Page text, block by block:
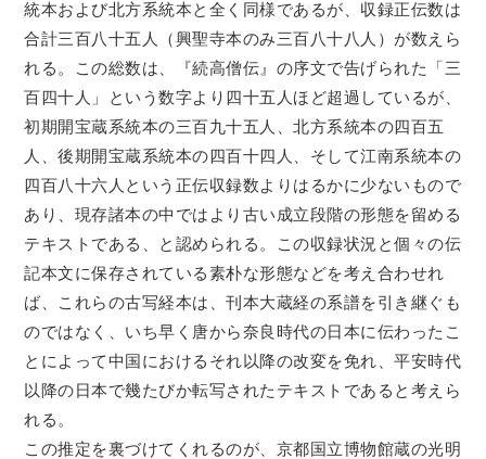
統本および北方系統本と全く同様であるが、収録正伝数は
合計三百八十五人（興聖寺本のみ三百八十八人）が数えら
れる。この総数は、『続高僧伝』の序文で告げられた「三
百四十人」という数字より四十五人ほど超過しているが、
初期開宝蔵系統本の三百九十五人、北方系統本の四百五
人、後期開宝蔵系統本の四百十四人、そして江南系統本の
四百八十六人という正伝収録数よりはるかに少ないもので
あり、現存諸本の中ではより古い成立段階の形態を留める
テキストである、と認められる。この収録状況と個々の伝
記本文に保存されている素朴な形態などを考え合わせれ
ば、これらの古写経本は、刊本大蔵経の系譜を引き継ぐも
のではなく、いち早く唐から奈良時代の日本に伝わったこ
とによって中国におけるそれ以降の改変を免れ、平安時代
以降の日本で幾たびか転写されたテキストであると考えら
れる。
この推定を裏づけてくれるのが、京都国立博物館蔵の光明